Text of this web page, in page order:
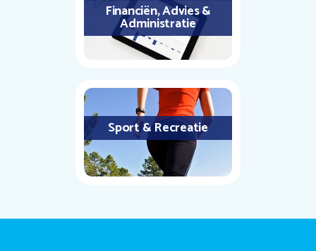
Financiën, Advies &
Administratie
Sport & Recreatie